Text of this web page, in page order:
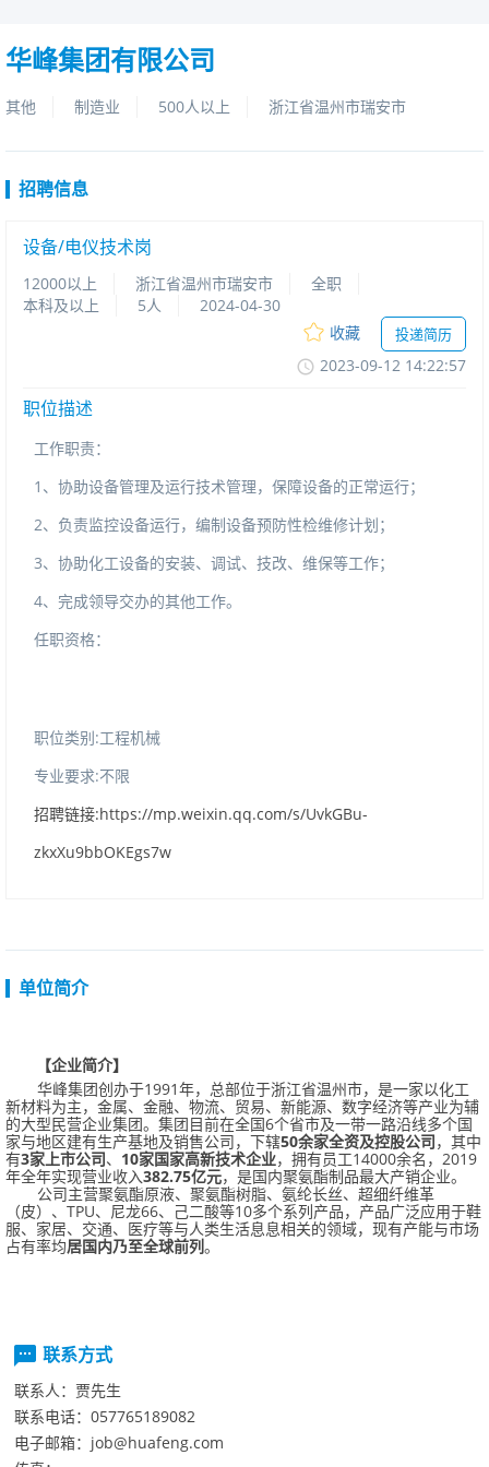
华峰集团有限公司
其他 制造业 500人以上 浙江省温州市瑞安市
招聘信息
设备/电仪技术岗
12000以上 浙江省温州市瑞安市
全职
本科及以上
5人
2024-04-30
收藏
投递简历
2023-09-1214:22:57
职位描述
工作职责：
1、协助设备管理及运行技术管理，保障设备的正常运行；
2、负责监控设备运行，编制设备预防性检维修计划；
3、协助化工设备的安装、调试、技改、维保等工作；
4、完成领导交办的其他工作。
任职资格：
职位类别:工程机械
专业要求:不限
招聘链接:https://mp.weixin.qq.com/s/UvkGBu-
zkxXu9bbOKEgs7w
单位简介
【企业简介】
华峰集团创办于1991年，总部位于浙江省温州市，是一家以化工
新材料为主，金属、金融、物流、贸易、新能源、数字经济等产业为辅
的大型民营企业集团。集团目前在全国6个省市及一带一路沿线多个国
家与地区建有生产基地及销售公司，下辖50余家全资及控股公司，其中
有3家上市公司、 10家国家高新技术企业，拥有员工14000余名， 2019
年全年实现营业收入382.75亿元，是国内聚氨酯制品最大产销企业。
公司主营聚氨酯原液、聚氨酯树脂、氨纶长丝、超细纤维革
（皮）、 TPU、尼龙66、己二酸等10多个系列产品，产品广泛应用于鞋
服、家居、交通、医疗等与人类生活息息相关的领域，现有产能与市场
占有率均居国内乃至全球前列。
联系方式
联系人： 贾先生
联系电话： 057765189082
电子邮箱： job@huafeng.com